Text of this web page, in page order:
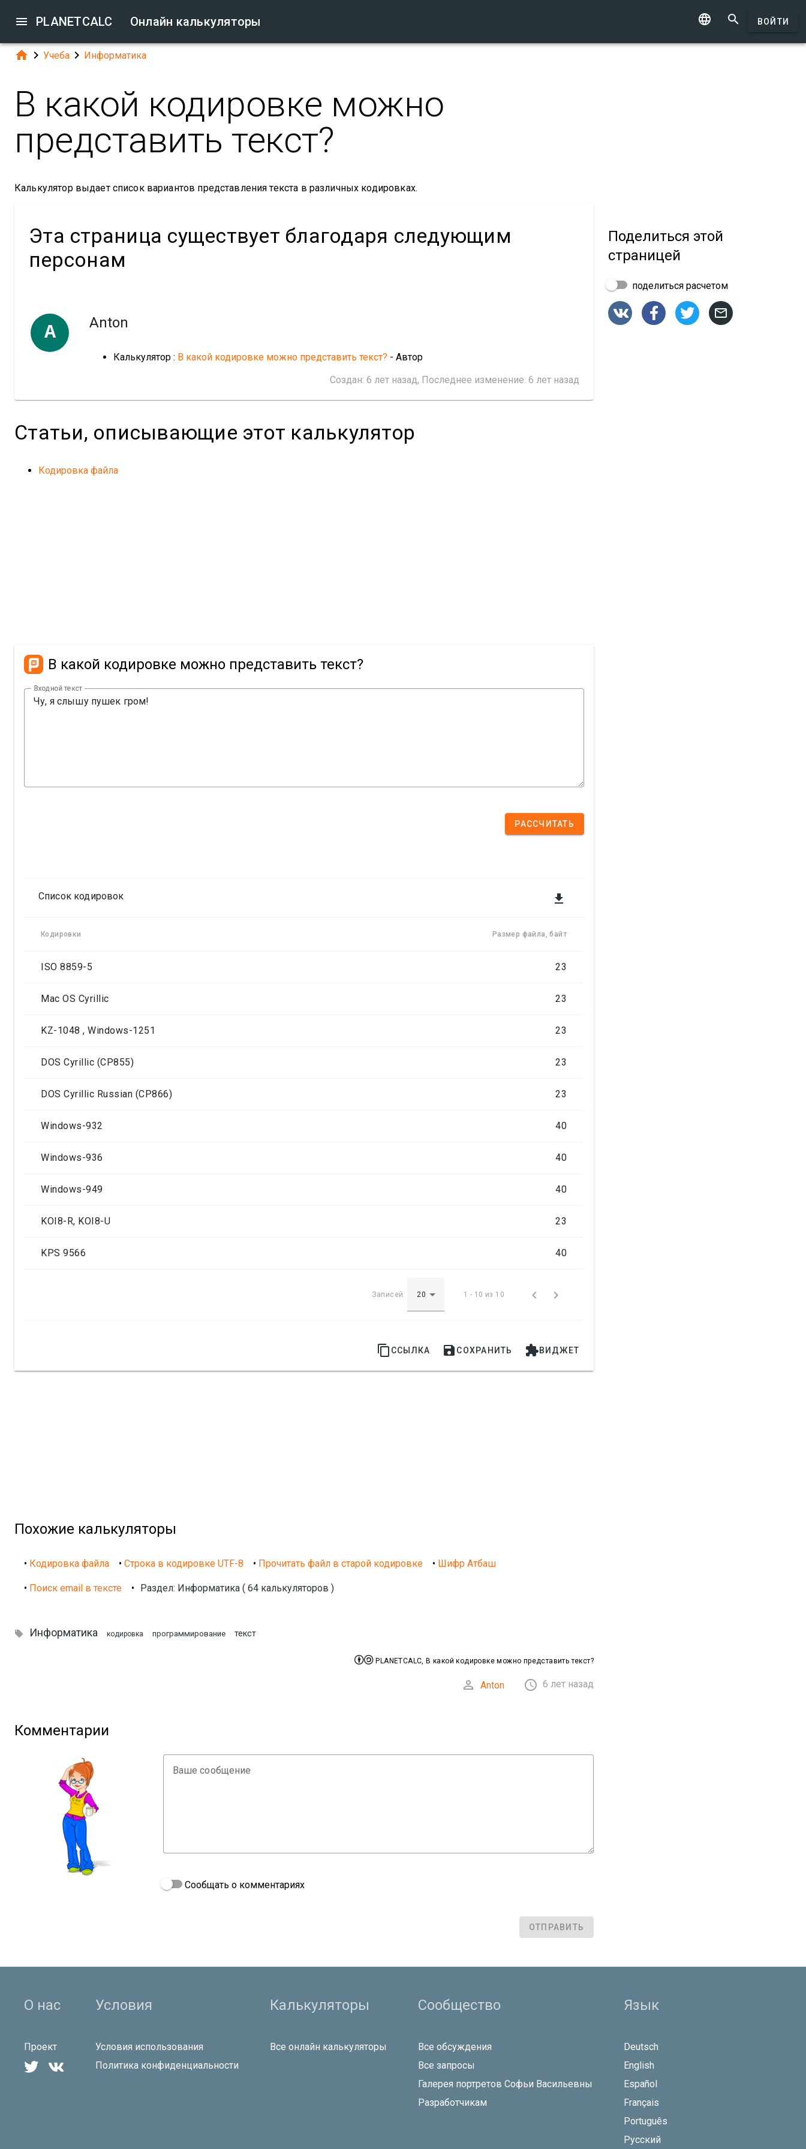
 PLANETCALC Онлайн калькуляторы   ВОЙТИ
  Учеба  Информатика
В какой кодировке можно
представить текст?
Калькулятор выдает список вариантов представления текста в различных кодировках.
Эта страница существует благодаря следующим
персонам
A Anton
Калькулятор : В какой кодировке можно представить текст? - Автор
Создан: 6 лет назад, Последнее изменение: 6 лет назад
Статьи, описывающие этот калькулятор
Кодировка файла
В какой кодировке можно представить текст?
Входной текст
РАССЧИТАТЬ

Список кодировок
Кодировки Размер файла, байт
ISO 8859-5 23
Mac OS Cyrillic 23
KZ-1048 , Windows-1251 23
DOS Cyrillic (CP855) 23
DOS Cyrillic Russian (CP866) 23
Windows-932 40
Windows-936 40
Windows-949 40
KOI8-R, KOI8-U 23
KPS 9566 40
Записей: 1 - 10 из 10  
 ССЫЛКА  СОХРАНИТЬ ВИДЖЕТ
Похожие калькуляторы
• Кодировка файла • Строка в кодировке UTF-8 • Прочитать файл в старой кодировке • Шифр Атбаш
• Поиск email в тексте • Раздел: Информатика ( 64 калькуляторов )
 Информатика кодировка программирование текст
 PLANETCALC, В какой кодировке можно представить текст?
 Anton  6 лет назад
Комментарии
Ваше сообщение
Сообщать о комментариях
ОТПРАВИТЬ
Поделиться этой
страницей
поделиться расчетом
   
О нас
Проект
 
Условия
Условия использования
Политика конфиденциальности
Калькуляторы
Все онлайн калькуляторы
Сообщество
Все обсуждения
Все запросы
Галерея портретов Софьи Васильевны
Разработчикам
Язык
Deutsch
English
Español
Français
Português
Русский